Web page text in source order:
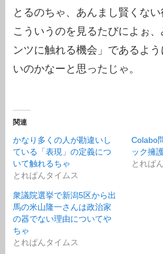
とるのちゃ、あんまし賢くない
こういうのを見るたびによぉ
ンツに触れる機会」であるよ
いのかなーと思ったじゃ。
関連
かなり多くの人が勘違いし
ている「表現」の定義につ
いて触れるちゃ
とれぱんタイムス
Colabo
ック擁
とれぱ
衆議院選挙で新潟5区から出
馬の米山隆一さんは政治家
の器でない理由についてや
ちゃ
とれぱんタイムス